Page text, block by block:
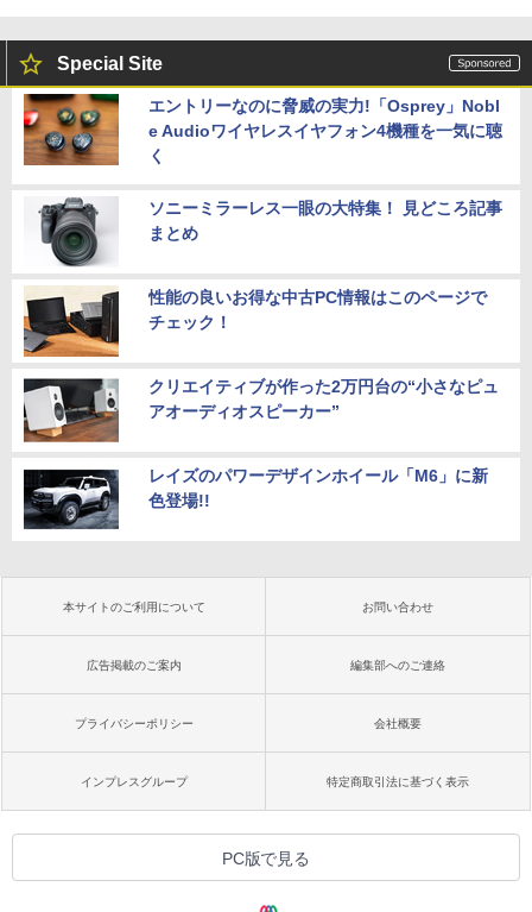
Special Site
エントリーなのに脅威の実力!「Osprey」Nobl
e Audioワイヤレスイヤフォン4機種を一気に聴
く
ソニーミラーレス一眼の大特集！ 見どころ記事
まとめ
性能の良いお得な中古PC情報はこのページで
チェック！
クリエイティブが作った2万円台の“小さなピュ
アオーディオスピーカー”
レイズのパワーデザインホイール「M6」に新
色登場!!
本サイトのご利用について お問い合わせ
広告掲載のご案内 編集部へのご連絡
プライバシーポリシー 会社概要
インプレスグループ 特定商取引法に基づく表示
PC版で見る